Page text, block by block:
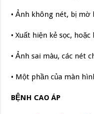
• Ảnh không nét, bị mờ
• Xuất hiện kẻ sọc,
• Ảnh sai màu, các nét
• Một phần của màn
BỆNH CAO ÁP